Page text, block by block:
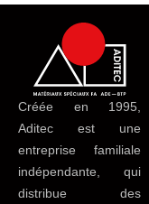
Créée en 1995,
Aditec est une
entreprise familiale
indépendante, qui
distribue des